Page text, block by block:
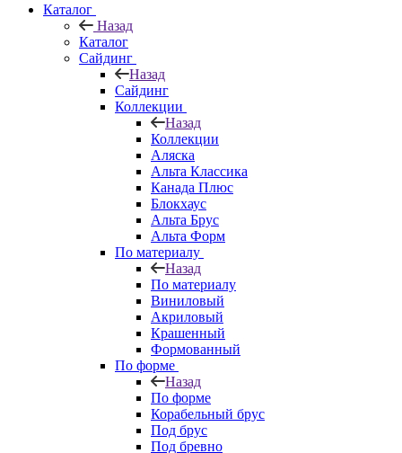
Каталог
Назад
Каталог
Сайдинг
Назад
Сайдинг
Коллекции
Назад
Коллекции
Аляска
Альта Классика
Канада Плюс
Блокхаус
Альта Брус
Альта Форм
По материалу
Назад
По материалу
Виниловый
Акриловый
Крашенный
Формованный
По форме
Назад
По форме
Корабельный брус
Под брус
Под бревно